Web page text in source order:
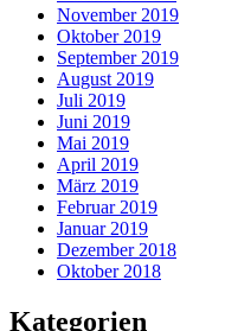
November 2019
Oktober 2019
September 2019
August 2019
Juli 2019
Juni 2019
Mai 2019
April 2019
März 2019
Februar 2019
Januar 2019
Dezember 2018
Oktober 2018
Kategorien